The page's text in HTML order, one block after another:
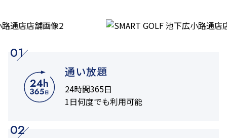
01
通い放題
24時間365日
1日何度でも利用可能
02